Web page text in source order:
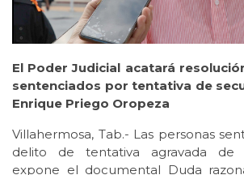
El Poder Judicial acatará
sentenciados por tentativa de
Enrique Priego Oropeza
Villahermosa, Tab.- Las personas
delito de tentativa agravada de
expone el documental Duda